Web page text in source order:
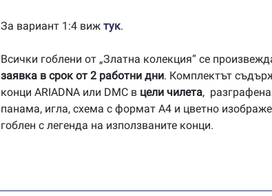
За вариант 1:4 виж тук.
Всички гоблени от „Златна колекция“ се
заявка в срок от 2 работни дни. Комплектът
конци ARIADNA или DMC в цели чилета, разграфена
панама, игла, схема с формат А4 и цветно
гоблен с легенда на използваните конци.